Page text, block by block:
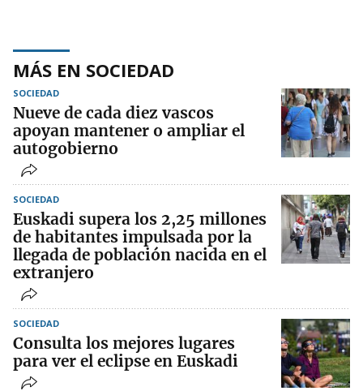
MÁS EN SOCIEDAD
SOCIEDAD
Nueve de cada diez vascos
apoyan mantener o ampliar el
autogobierno
SOCIEDAD
Euskadi supera los 2,25 millones
de habitantes impulsada por la
llegada de población nacida en el
extranjero
SOCIEDAD
Consulta los mejores lugares
para ver el eclipse en Euskadi